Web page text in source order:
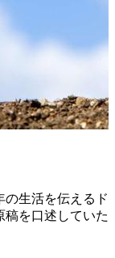
の生活を伝えるド
稿を口述していた